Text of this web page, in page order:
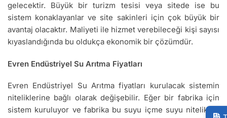
gelecektir. Büyük bir turizm tesisi veya sitede ise bu
sistem konaklayanlar ve site sakinleri için çok büyük bir
avantaj olacaktır. Maliyeti ile hizmet verebileceği kişi sayısı
kıyaslandığında bu oldukça ekonomik bir çözümdür.
Evren Endüstriyel Su Arıtma Fiyatları
Evren Endüstriyel Su Arıtma fiyatları kurulacak sistemin
niteliklerine bağlı olarak değişebilir. Eğer bir fabrika için
sistem kuruluyor ve fabrika bu suyu içme suyu nitelikleri